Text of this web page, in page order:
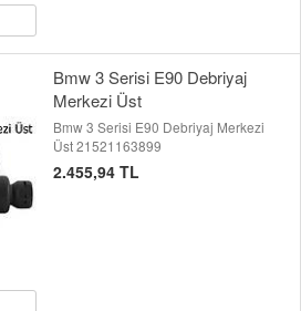
Bmw 3 Serisi E90 Debriyaj
Merkezi Üst
Bmw 3 Serisi E90 Debriyaj Merkezi
Üst 21521163899
2.455,94 TL